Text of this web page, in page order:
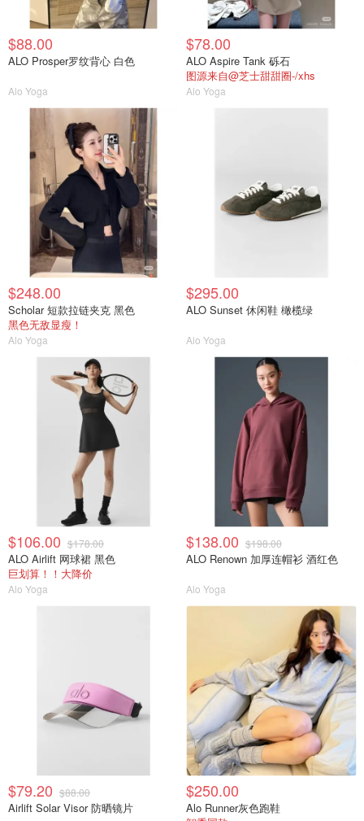
$88.00
ALO Prosper罗纹背心 白色
Alo Yoga
$78.00
ALO Aspire Tank 砾石
图源来自@芝士甜甜圈-/xhs
Alo Yoga
$248.00
Scholar 短款拉链夹克 黑色
黑色无敌显瘦！
Alo Yoga
$295.00
ALO Sunset 休闲鞋 橄榄绿
Alo Yoga
$106.00 $178.00
ALO Airlift 网球裙 黑色
巨划算！！大降价
Alo Yoga
$138.00 $198.00
ALO Renown 加厚连帽衫 酒红色
Alo Yoga
$79.20 $88.00
Airlift Solar Visor 防晒镜片
$250.00
Alo Runner灰色跑鞋